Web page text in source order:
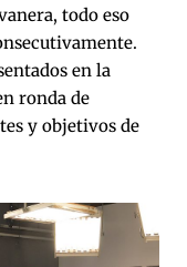
todo eso
en la
ronda de
y objetivos de